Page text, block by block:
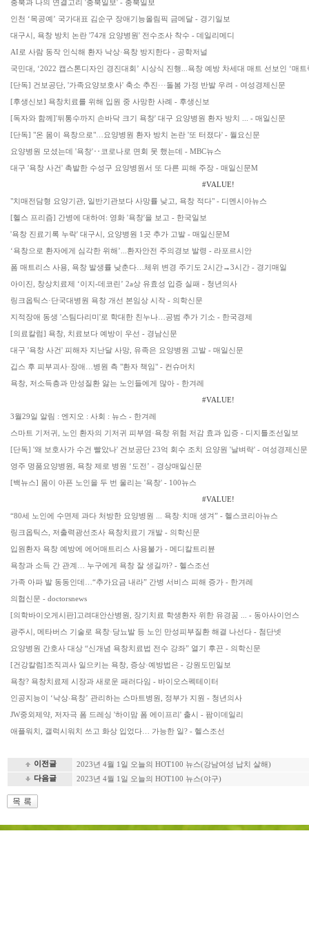
충북과 나의 연결고리 '충북일보' - 충북일보
인천 ‘목공예’ 국가대표 김순구 장애기능올림픽 금메달 - 경기일보
대구시, 욕창 방치 논란 '74개 요양병원' 전수조사 착수 - 데일리메디
AI로 사람 동작 인식해 환자 낙상·욕창 방지한다 - 공학저널
국민대, ‘2022 캡스톤디자인 경진대회’ 시상식 진행...욕창 예방 차세대 매트 선보인 ‘매
[단독] 건보공단, '가족요양보호사' 축소 추진···돌봄 가정 반발 우려 - 여성경제신문
[후생신보] 욕창치료를 위해 입원 중 사망한 사례 - 후생신보
[독자와 함께]'뒤통수까지 손바닥 크기 욕창' 대구 요양병원 환자 방치 ... - 매일신문
[단독] "온 몸이 욕창으로"…요양병원 환자 방치 논란 '또 터졌다' - 월요신문
요양병원 모셨는데 '욕창'‥코로나로 면회 못 했는데 - MBC뉴스
대구 '욕창 사건' 촉발한 수성구 요양병원서 또 다른 피해 주장 - 매일신문M
#VALUE!
"치매전담형 요양기관, 일반기관보다 사망률 낮고, 욕창 적다" - 디멘시아뉴스
[헬스 프리즘] 간병에 대하여: 영화 '욕창'을 보고 - 한국일보
'욕창 진료기록 누락' 대구시, 요양병원 1곳 추가 고발 - 매일신문M
‘욕창으로 환자에게 심각한 위해’...환자안전 주의경보 발령 - 라포르시안
폼 매트리스 사용, 욕창 발생률 낮춘다…체위 변경 주기도 2시간→3시간 - 경기매일
아이진, 창상치료제 ‘이지-데코린’ 2a상 유효성 입증 실패 - 청년의사
링크옵틱스·단국대병원 욕창 개선 본임상 시작 - 의학신문
지적장애 동생 '스팀다리미'로 학대한 친누나…공범 추가 기소 - 한국경제
[의료칼럼] 욕창, 치료보다 예방이 우선 - 경남신문
대구 '욕창 사건' 피해자 지난달 사망, 유족은 요양병원 고발 - 매일신문
깁스 후 피부괴사·장애…병원 측 "환자 책임" - 컨슈머치
욕창, 저소득층과 만성질환 앓는 노인들에게 많아 - 한겨레
#VALUE!
3월29일 알림 : 엔지오 : 사회 : 뉴스 - 한겨레
스마트 기저귀, 노인 환자의 기저귀 피부염·욕창 위험 저감 효과 입증 - 디지틀조선일보
[단독] '왜 보호사가 수건 빨았나' 건보공단 23억 회수 조치 요양원 '날벼락' - 여성경제신문
영주 명품요양병원, 욕창 제로 병원 ‘도전’ - 경상매일신문
[백뉴스] 몸이 아픈 노인을 두 번 울리는 '욕창' - 100뉴스
#VALUE!
“80세 노인에 수면제 과다 처방한 요양병원 ... 욕창·치매 생겨” - 헬스코리아뉴스
링크옵틱스, 저출력광선조사 욕창치료기 개발 - 의학신문
입원환자 욕창 예방에 에어매트리스 사용불가 - 메디칼트리뷴
욕창과 소득 간 관계… 누구에게 욕창 잘 생길까? - 헬스조선
가족 아파 발 동동인데…“추가요금 내라” 간병 서비스 피해 증가 - 한겨레
의협신문 - doctorsnews
[의학바이오게시판]고려대안산병원, 장기치료 학생환자 위한 유경꿈 ... - 동아사이언스
광주시, 메타버스 기술로 욕창·당뇨발 등 노인 만성피부질환 해결 나선다 - 첨단넷
요양병원 간호사 대상 “신개념 욕창치료법 전수 강좌” 열기 후끈 - 의학신문
[건강칼럼]조직괴사 일으키는 욕창, 증상·예방법은 - 강원도민일보
욕창? 욕창치료제 시장과 새로운 패러다임 - 바이오스펙테이터
인공지능이 ‘낙상‧욕창’ 관리하는 스마트병원, 정부가 지원 - 청년의사
JW중외제약, 저자극 폼 드레싱 '하이맘 폼 에이프리' 출시 - 팜이데일리
애플워치, 갤럭시워치 쓰고 화상 입었다… 가능한 일? - 헬스조선
이전글
2023년 4월 1일 오늘의 HOT100 뉴스(강남여성 납치 살해)
다음글
2023년 4월 1일 오늘의 HOT100 뉴스(야구)